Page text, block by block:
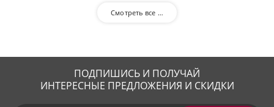
Смотреть все …
ПОДПИШИСЬ И ПОЛУЧАЙ
ИНТЕРЕСНЫЕ ПРЕДЛОЖЕНИЯ И СКИДКИ